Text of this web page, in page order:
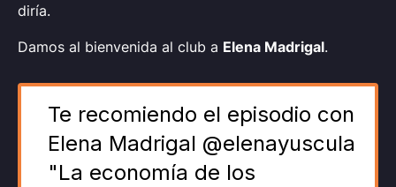
diría.
Damos al bienvenida al club a Elena Madrigal.
Te recomiendo el episodio con
Elena Madrigal @elenayuscula
"La economía de los